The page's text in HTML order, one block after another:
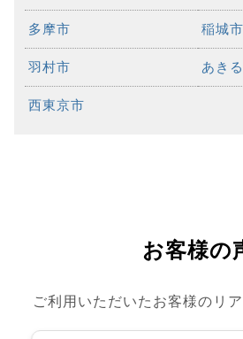
多摩市 稲城市
羽村市 あき
西東京市
お客様の
ご利用いただいたお客様のリ